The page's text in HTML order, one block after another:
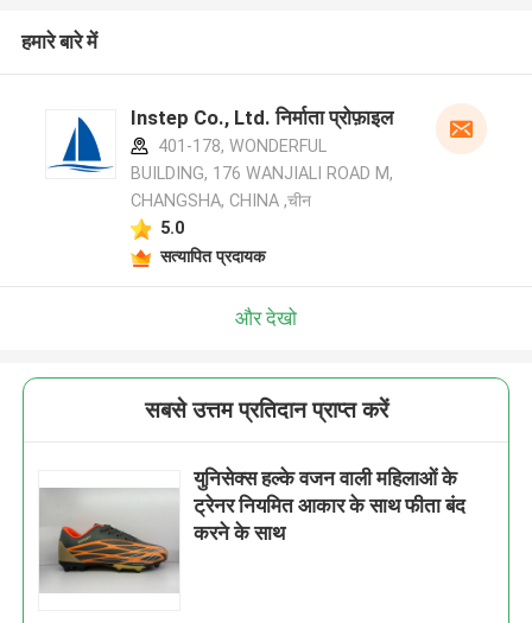
हमारे बारे में
Instep Co., Ltd. निर्माता प्रोफ़ाइल
401-178, WONDERFUL
BUILDING, 176 WANJIALI ROAD M,
CHANGSHA, CHINA ,चीन
5.0
सत्यापित प्रदायक
और देखो
सबसे उत्तम प्रतिदान प्राप्त करें
युनिसेक्स हल्के वजन वाली महिलाओं के
ट्रेनर नियमित आकार के साथ फीता बंद
करने के साथ